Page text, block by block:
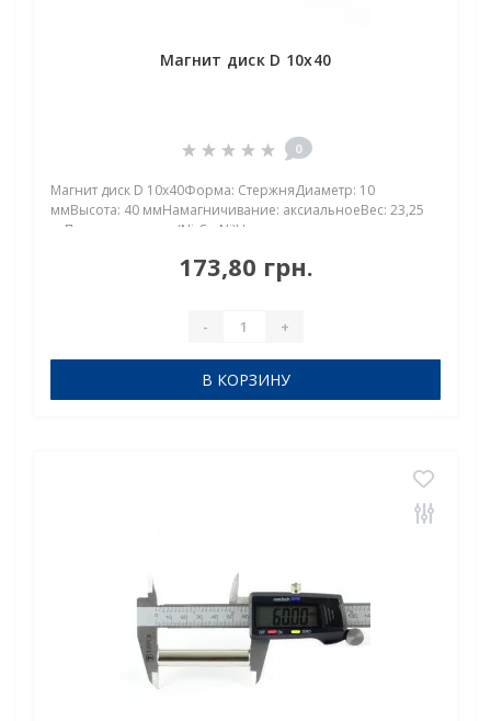
Магнит диск D 10х40
0
Магнит диск D 10х40Форма: СтержняДиаметр: 10
ммВысота: 40 ммНамагничивание: аксиальноеВес: 23,25
грПокрыт. никель.: (Ni-Cu-Ni)Намагничивание:
до 80°CНеодимовый магнит стержень 10х40 мм:
173,80 грн.
- +
В КОРЗИНУ